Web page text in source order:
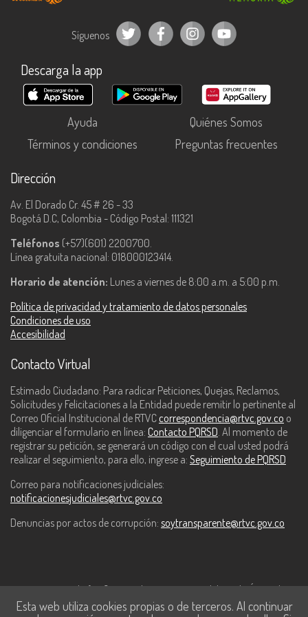
Síguenos
Descarga la app
Ayuda
Quiénes Somos
Términos y condiciones
Preguntas frecuentes
Dirección
Av. El Dorado Cr. 45 # 26 - 33
Bogotá D.C, Colombia - Código Postal: 111321
Teléfonos (+57)(601) 2200700.
Línea gratuita nacional: 018000123414.
Horario de atención: Lunes a viernes de 8:00 a.m. a 5:00 p.m.
Política de privacidad y tratamiento de datos personales
Condiciones de uso
Accesibilidad
Contacto Virtual
Estimado Ciudadano: Para radicar Peticiones, Quejas, Reclamos,
Solicitudes y Felicitaciones a la Entidad puede remitir lo pertinente al
Correo Oficial Institucional de RTVC correspondencia@rtvc.gov.co o
diligenciar el formulario en línea: Contacto PQRSD . Al momento de
registrar su petición, se generará un código con el cual usted podrá
realizar el seguimiento, para ello, ingrese a: Seguimiento de PQRSD
Correo para notificaciones judiciales:
notificacionesjudiciales@rtvc.gov.co
Denuncias por actos de corrupción: soytransparente@rtvc.gov.co
Este contenido fue financiado con recursos del Fondo Único de
Tecnologías de la Información y las Comunicaciones de MinTic.
Esta web utiliza cookies propias o de terceros. Al continuar